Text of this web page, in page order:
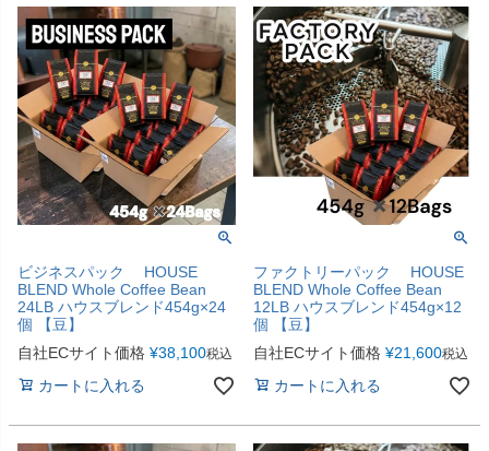
ビジネスパック HOUSE
BLEND Whole Coffee Bean
24LB ハウスブレンド454g×24
個 【豆】
自社ECサイト価格 ¥38,100税込
カートに入れる
ファクトリーパック HOUSE
BLEND Whole Coffee Bean
12LB ハウスブレンド454g×12
個 【豆】
自社ECサイト価格 ¥21,600税込
カートに入れる